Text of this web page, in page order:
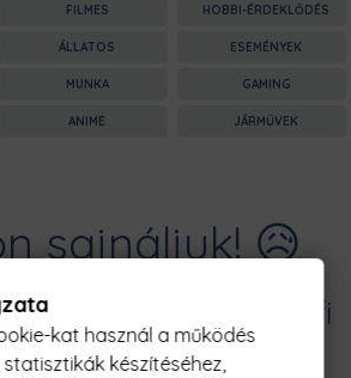
FILMES HOBBI-ÉRDEKLŐDÉS
ÁLLATOS ESEMÉNYEK
MUNKA GAMING
ANIME JÁRMŰVEK
sajnáljuk! 😥
"jetsons logo Férfi
kat használ a működés
készítéséhez,